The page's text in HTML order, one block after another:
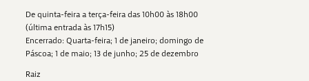
De quinta-feira a terça-feira das 10h00 às 18h00
(última entrada às 17h15)
Encerrado: Quarta-feira; 1 de janeiro; domingo de
Páscoa; 1 de maio; 13 de junho; 25 de dezembro
Raiz